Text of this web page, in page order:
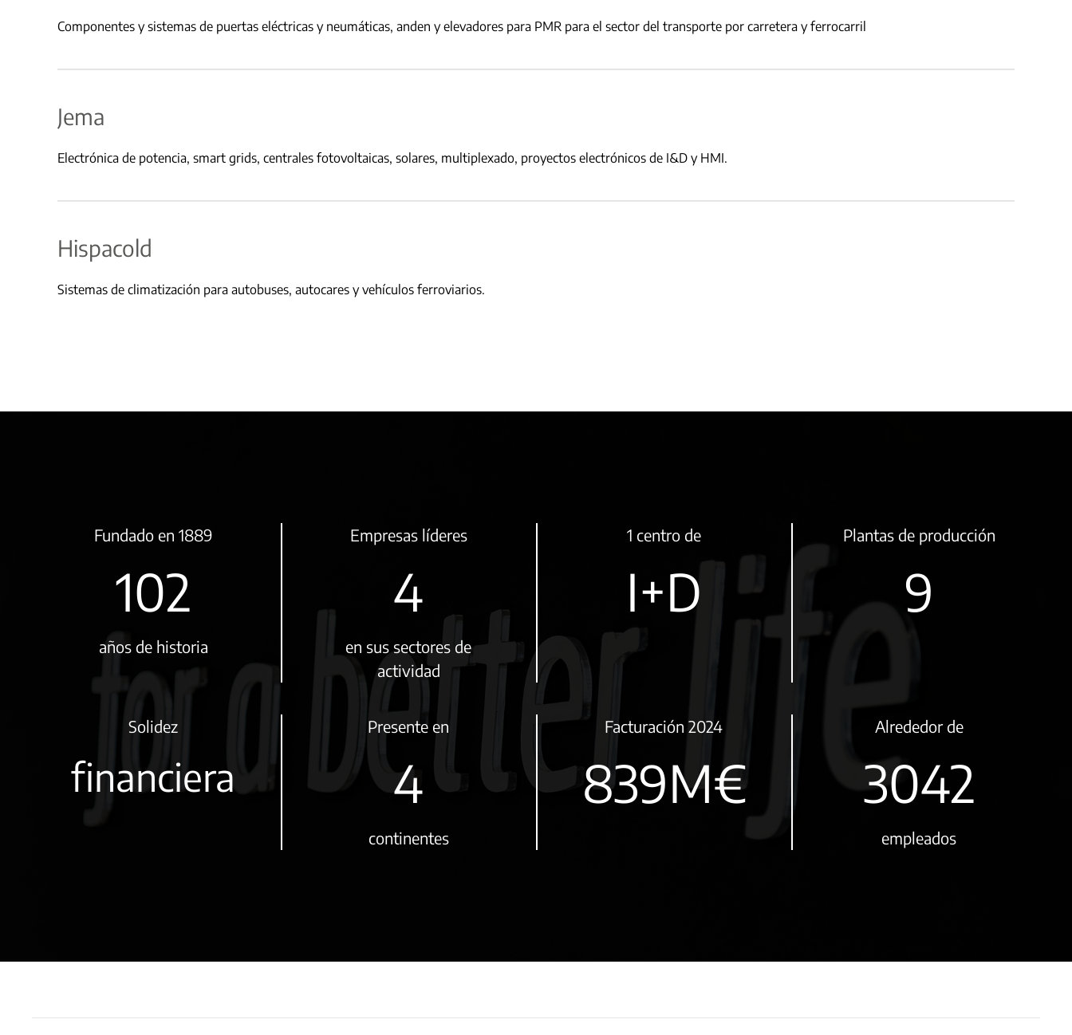
Componentes y sistemas de puertas eléctricas y neumáticas, anden y elevadores para PMR para el sector del transporte por carretera y ferrocarril
Jema
Electrónica de potencia, smart grids, centrales fotovoltaicas, solares, multiplexado, proyectos electrónicos de I&D y HMI.
Hispacold
Sistemas de climatización para autobuses, autocares y vehículos ferroviarios.
Fundado en 1889
131
años de historia
Empresas líderes
5
en sus sectores de
actividad
1 centro de
I+D
Plantas de producción
11
Solidez
financiera
Presente en
5
continentes
Facturación 2024
1076M€
Alrededor de
3900
empleados